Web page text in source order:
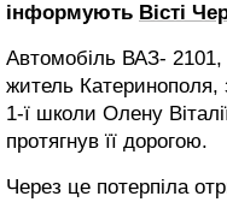
інформують Вісті
Автомобіль ВАЗ- 2101,
житель Катеринополя,
1-ї школи Олену
протягнув її дорогою.
Через це потерпіла